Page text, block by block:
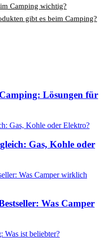
Camping wichtig?
gibt es beim Camping?
Lösungen für
Gas, Kohle oder
Was Camper